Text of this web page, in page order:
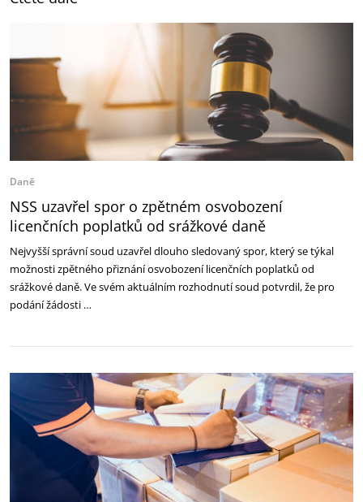
Daně
NSS uzavřel spor o zpětném osvobození
licenčních poplatků od srážkové daně
Nejvyšší správní soud uzavřel dlouho sledovaný spor, který se týkal
možnosti zpětného přiznání osvobození licenčních poplatků od
srážkové daně. Ve svém aktuálním rozhodnutí soud potvrdil, že pro
podání žádosti …